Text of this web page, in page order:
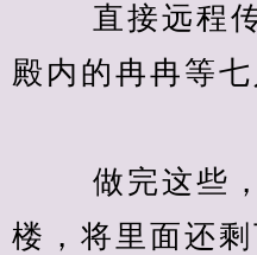
直接远程传
殿内的冉冉等七
做完这些，
楼，将里面还